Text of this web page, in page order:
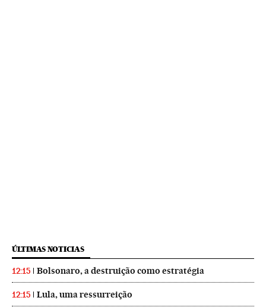
ÚLTIMAS NOTICIAS
12:15 Bolsonaro, a destruição como estratégia
12:15 Lula, uma ressurreição